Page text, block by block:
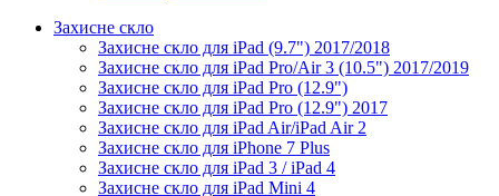
Захисне скло
Захисне скло для iPad (9.7") 2017/2018
Захисне скло для iPad Pro/Air 3 (10.5") 2017/2019
Захисне скло для iPad Pro (12.9")
Захисне скло для iPad Pro (12.9") 2017
Захисне скло для iPad Air/iPad Air 2
Захисне скло для iPhone 7 Plus
Захисне скло для iPad 3 / iPad 4
Захисне скло для iPad Mini 4